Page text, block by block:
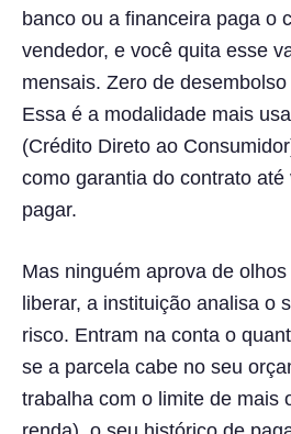
banco ou a financeira paga o
vendedor, e você quita esse
mensais. Zero de
Essa é a modalidade mais
(Crédito Direto ao
como garantia do contrato
pagar.
Mas ninguém aprova de
liberar, a instituição analisa o
risco. Entram na conta o
se a parcela cabe no seu
trabalha com o limite de mais